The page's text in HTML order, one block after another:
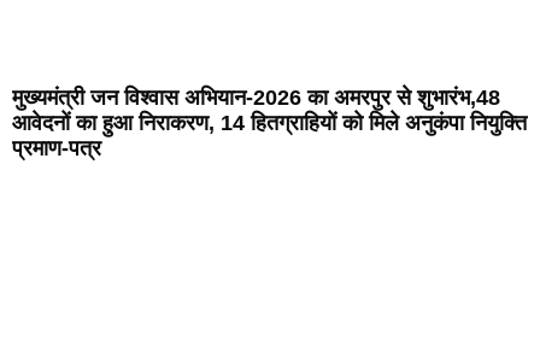
मुख्यमंत्री जन विश्वास अभियान-2026 का अमरपुर से शुभारंभ,48
आवेदनों का हुआ निराकरण, 14 हितग्राहियों को मिले अनुकंपा नियुक्ति
प्रमाण-पत्र